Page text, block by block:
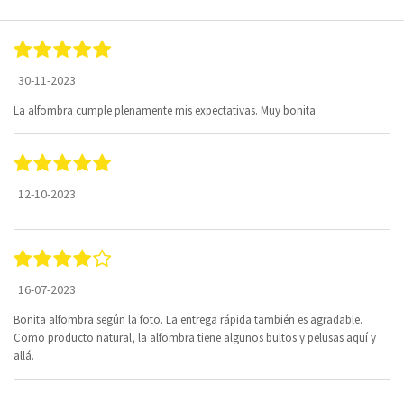
30-11-2023
La alfombra cumple plenamente mis expectativas. Muy bonita
12-10-2023
16-07-2023
Bonita alfombra según la foto. La entrega rápida también es agradable.
Como producto natural, la alfombra tiene algunos bultos y pelusas aquí y
allá.